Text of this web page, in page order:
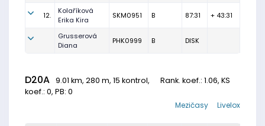
12.
Kolaříková
Erika Kira
SKM0951 B 87:31 + 43:31
Grusserová
Diana
PHK0999 B DISK
D20A 9.01 km, 280 m, 15 kontrol, Rank. koef.: 1.06, KS
koef.: 0, PB: 0
Livelox
Mezičasy